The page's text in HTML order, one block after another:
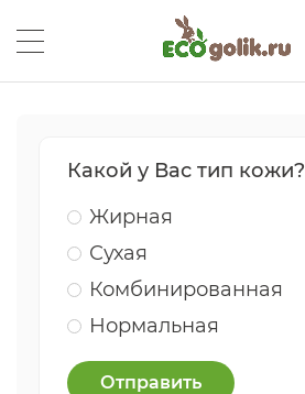
Какой у Вас тип кожи?
Жирная
Сухая
Комбинированная
Нормальная
Отправить